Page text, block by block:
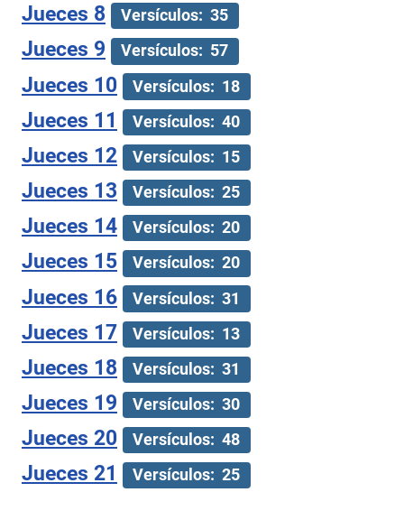
Jueces 8 Versículos: 35
Jueces 9 Versículos: 57
Jueces 10 Versículos: 18
Jueces 11 Versículos: 40
Jueces 12 Versículos: 15
Jueces 13 Versículos: 25
Jueces 14 Versículos: 20
Jueces 15 Versículos: 20
Jueces 16 Versículos: 31
Jueces 17 Versículos: 13
Jueces 18 Versículos: 31
Jueces 19 Versículos: 30
Jueces 20 Versículos: 48
Jueces 21 Versículos: 25